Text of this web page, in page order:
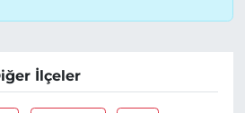
İlçeler